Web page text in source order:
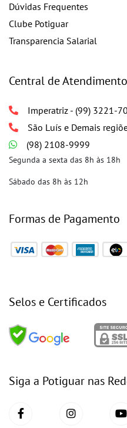
Dúvidas Frequentes
Clube Potiguar
Transparencia Salarial
Central de Atendimento
Imperatriz - (99) 3221-
São Luís e Demais
(98) 2108-9999
Segunda a sexta das 8h às 18h
Sábado das 8h às 12h
Formas de Pagamento
Selos e Certificados
Siga a Potiguar nas